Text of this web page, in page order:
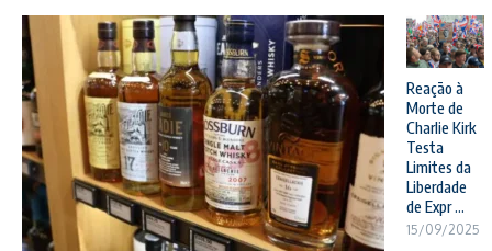
Reação à
Morte de
Charlie Kirk
Testa
Limites da
Liberdade
de Expr ...
15/09/2025